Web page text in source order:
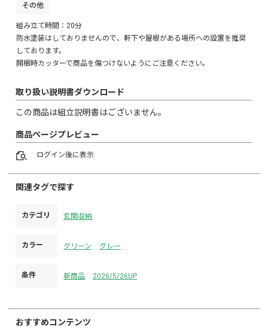
その他
組み立て時間：20分
防水塗装はしておりませんので、軒下や屋根がある場所への設置を推奨
しております。
開梱時カッターで商品を傷つけないようにご注意ください。
取り扱い説明書ダウンロード
この商品は組立説明書はございません。
商品ページプレビュー
ログイン後に表示
関連タグで探す
カテゴリ 玄関収納
カラー グリーン グレー
条件 新商品 2026/5/26UP
おすすめコンテンツ